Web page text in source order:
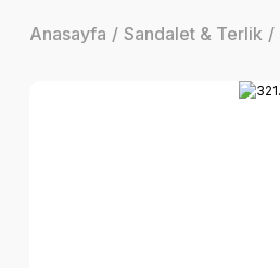
Anasayfa Sandalet & Terlik